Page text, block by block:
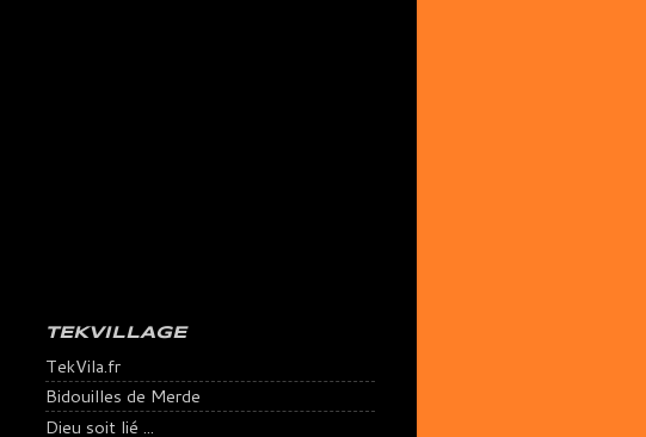
TEKVILLAGE
TekVila.fr
Bidouilles de Merde
Dieu soit lié ...